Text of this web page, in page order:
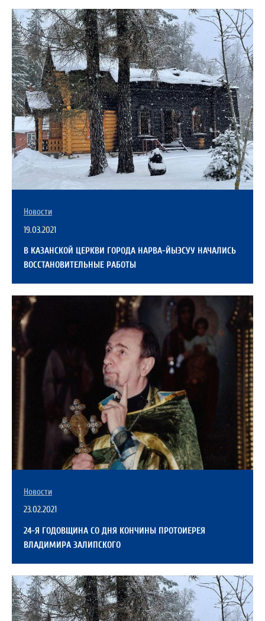
Новости
19.03.2021
В КАЗАНСКОЙ ЦЕРКВИ ГОРОДА НАРВА-ЙЫЭСУУ НАЧАЛИСЬ
ВОССТАНОВИТЕЛЬНЫЕ РАБОТЫ
Новости
23.02.2021
24-Я ГОДОВЩИНА СО ДНЯ КОНЧИНЫ ПРОТОИЕРЕЯ
ВЛАДИМИРА ЗАЛИПСКОГО